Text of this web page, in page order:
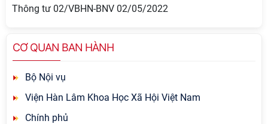
Thông tư 02/VBHN-BNV 02/05/2022
CƠ QUAN BAN HÀNH
Bộ Nội vụ
Viện Hàn Lâm Khoa Học Xã Hội Việt Nam
Chính phủ